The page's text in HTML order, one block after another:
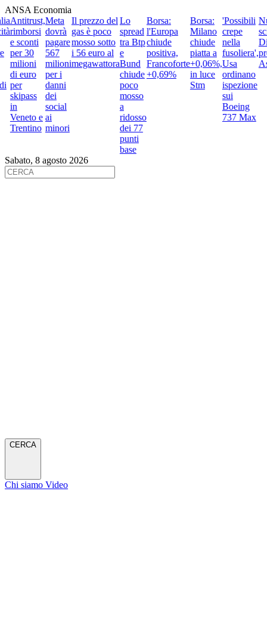
ANSA Economia
Antitrust,
rimborsi
e sconti
per 30
milioni
di euro
per
skipass
in
Veneto e
Trentino
Meta
dovrà
pagare
567
milioni
per i
danni
dei
social
ai
minori
Il prezzo del
gas è poco
mosso sotto
i 56 euro al
megawattora
Lo
spread
tra Btp
Bund
chiude
poco
mosso
ridosso
dei 77
punti
base
Borsa:
l'Europa
chiude
positiva,
Francoforte
+0,69%
Borsa:
Milano
chiude
piatta a
+0,06%,
in luce
Stm
'Possibili
crepe
nella
fusoliera',
Usa
ordinano
ispezione
sui
Boeing
737 Max
Sabato, 8 agosto 2026
CERCA
Chi siamo Video